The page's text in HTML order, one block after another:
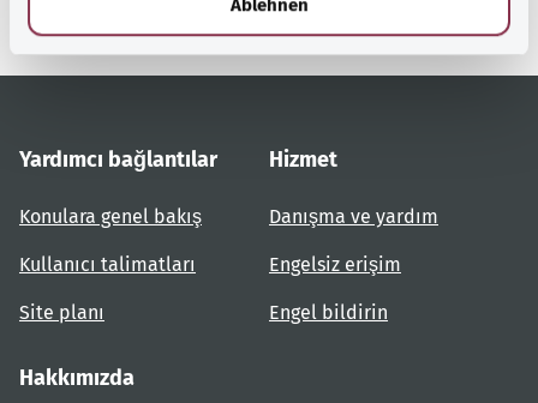
Ablehnen
Yardımcı bağlantılar
Konulara genel bakış
Kullanıcı talimatları
Site planı
Hizmet
Danışma ve yardım
Engelsiz erişim
Engel bildirin
Hakkımızda